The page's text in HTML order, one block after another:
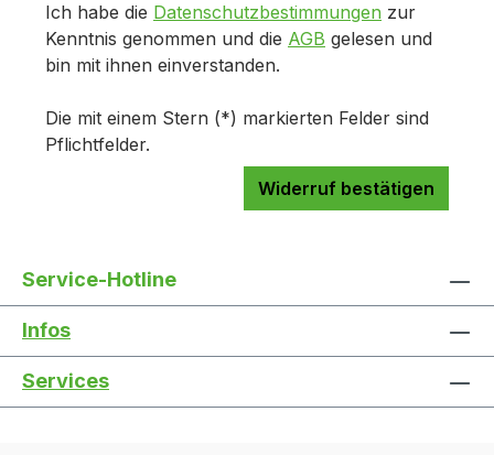
Ich habe die Datenschutzbestimmungen zur
Kenntnis genommen und die AGB gelesen und
bin mit ihnen einverstanden.
Die mit einem Stern (*) markierten Felder sind
Pflichtfelder.
Widerruf bestätigen
Service-Hotline
Infos
Services